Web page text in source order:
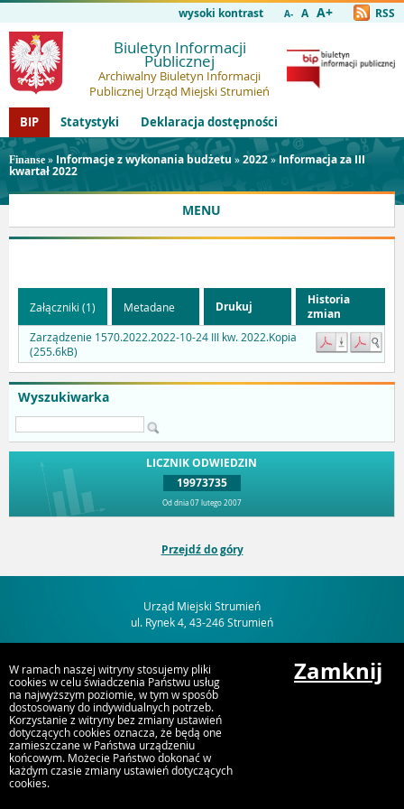
wysoki kontrast A- A A+ RSS
Biuletyn Informacji
Publicznej
Archiwalny Biuletyn Informacji
Publicznej Urząd Miejski Strumień
BIP
Statystyki Deklaracja dostępności
Finanse » Informacje z wykonania budżetu »2022» Informacja za III
kwartał 2022
MENU
Wyszukiwarka
LICZNIK ODWIEDZIN
19973735
Od dnia 07 lutego 2007
Załączniki (1) Metadane Drukuj
Historia
zmian
Zarządzenie 1570.2022.2022-10-24 III kw. 2022.Kopia
(255.6kB)
Przejdź do góry
Urząd Miejski Strumień
ul. Rynek 4, 43-246 Strumień
W ramach naszej witryny stosujemy pliki
cookies w celu świadczenia Państwu usług
na najwyższym poziomie, w tym w sposób
dostosowany do indywidualnych potrzeb.
Korzystanie z witryny bez zmiany ustawień
dotyczących cookies oznacza, że będą one
zamieszczane w Państwa urządzeniu
końcowym. Możecie Państwo dokonać w
każdym czasie zmiany ustawień dotyczących
cookies.
Zamknij